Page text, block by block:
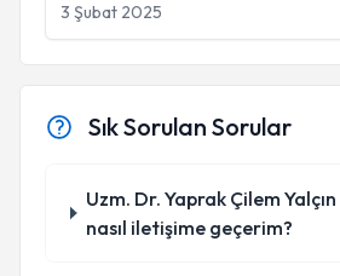
3 Şubat 2025
Sık Sorulan Sorular
Uzm. Dr. Yaprak Çilem
nasıl iletişime geçerim?